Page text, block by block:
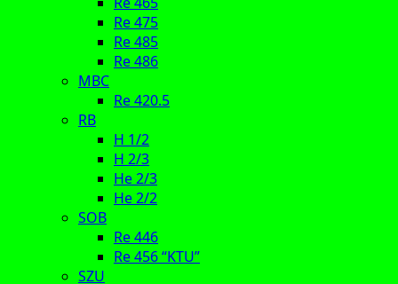
Re 475
Re 485
Re 486
MBC
Re 420.5
RB
H 1/2
H 2/3
He 2/3
He 2/2
SOB
Re 446
Re 456 “KTU”
SZU